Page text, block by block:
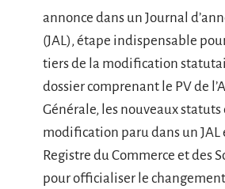
annonce dans un Journal
(JAL), étape indispensable
tiers de la modification
dossier comprenant le PV de
Générale, les nouveaux statuts
modification paru dans un JAL
Registre du Commerce et des
pour officialiser le